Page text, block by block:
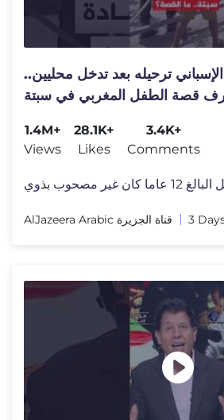
ترحيله بعد تدخل محليين..
قصة الطفل المغربي في سبتة
1.4M+
Views
28.1K+
Likes
3.4K+
Comments
AlJazeera Arabic قناة الجزيرة 3